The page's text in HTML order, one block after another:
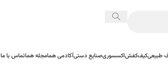
طبیعیکیفکفشاکسسوریصنایع دستیآکادمی همامجله هماتماس با ما